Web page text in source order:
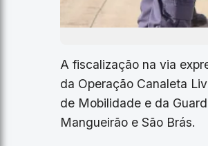
A fiscalização na via
da Operação Canaleta
de Mobilidade e da
Mangueirão e São Brás.